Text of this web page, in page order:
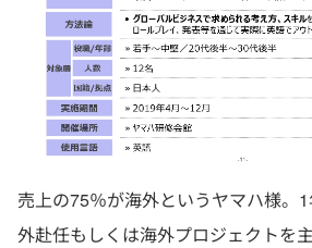
売上の75％が海外というヤマハ様。
外赴任もしくは海外プロジェクトを